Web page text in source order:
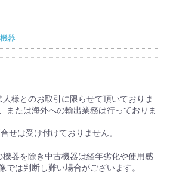
器
様とのお取引に限らせて頂いておりま
または海外への輸出業務は行っておりま
せは受け付けておりません。
器を除き中古機器は経年劣化や使用感
では判断し難い場合がございます。